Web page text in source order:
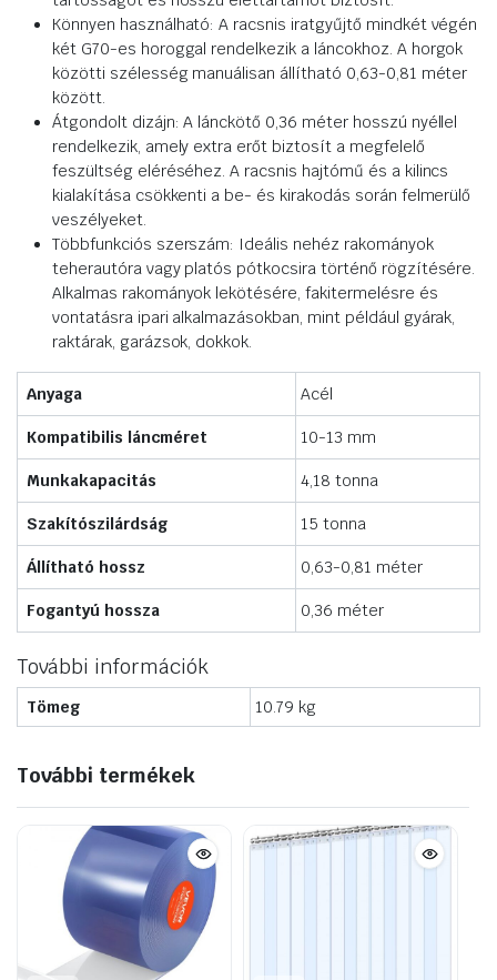
Könnyen használható: A racsnis iratgyűjtő mindkét végén
két G70-es horoggal rendelkezik a láncokhoz. A horgok
közötti szélesség manuálisan állítható 0,63-0,81 méter
között.
Átgondolt dizájn: A lánckötő 0,36 méter hosszú nyéllel
rendelkezik, amely extra erőt biztosít a megfelelő
feszültség eléréséhez. A racsnis hajtómű és a kilincs
kialakítása csökkenti a be- és kirakodás során felmerülő
veszélyeket.
Többfunkciós szerszám: Ideális nehéz rakományok
teherautóra vagy platós pótkocsira történő rögzítésére.
Alkalmas rakományok lekötésére, fakitermelésre és
vontatásra ipari alkalmazásokban, mint például gyárak,
raktárak, garázsok, dokkok.
Anyaga Acél
Kompatibilis láncméret 10-13 mm
Munkakapacitás 4,18 tonna
Szakítószilárdság 15 tonna
Állítható hossz 0,63-0,81 méter
Fogantyú hossza 0,36 méter
További információk
Tömeg 10.79 kg
További termékek